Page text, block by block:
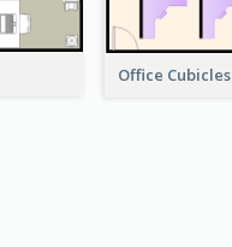
Office Cubicles